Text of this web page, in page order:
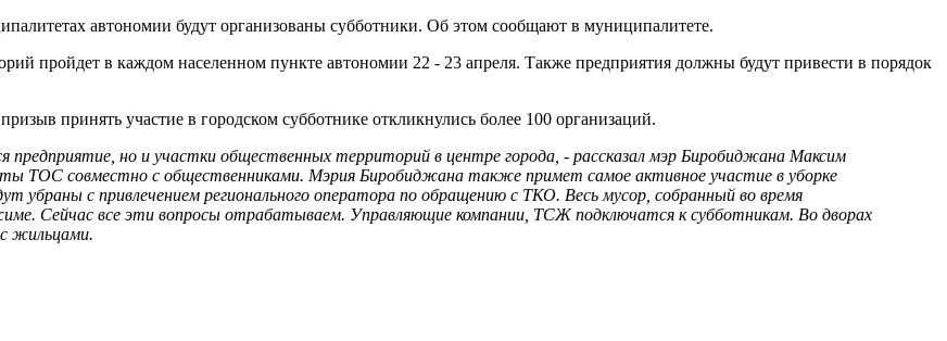
автономии будут организованы субботники. Об этом сообщают в муниципалитете.
пройдет в каждом населенном пункте автономии 22 - 23 апреля. Также предприятия должны будут привести в порядок
принять участие в городском субботнике откликнулись более 100 организаций.
предприятие, но и участки общественных территорий в центре города, - рассказал мэр Биробиджана Максим
ТОС совместно с общественниками. Мэрия Биробиджана также примет самое активное участие в уборке
убраны с привлечением регионального оператора по обращению с ТКО. Весь мусор, собранный во время
Сейчас все эти вопросы отрабатываем. Управляющие компании, ТСЖ подключатся к субботникам. Во дворах
жильцами.